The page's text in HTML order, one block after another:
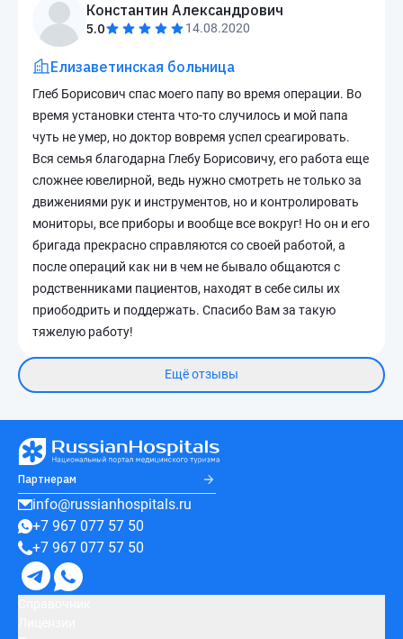
Константин Александрович
5.0 14.08.2020
Елизаветинская больница
Глеб Борисович спас моего папу во время операции. Во
время установки стента что-то случилось и мой папа
чуть не умер, но доктор вовремя успел среагировать.
Вся семья благодарна Глебу Борисовичу, его работа еще
сложнее ювелирной, ведь нужно смотреть не только за
движениями рук и инструментов, но и контролировать
мониторы, все приборы и вообще все вокруг! Но он и его
бригада прекрасно справляются со своей работой, а
после операций как ни в чем не бывало общаются с
родственниками пациентов, находят в себе силы их
приободрить и поддержать. Спасибо Вам за такую
тяжелую работу!
Ещё отзывы
Партнерам
info@russianhospitals.ru
+7 967 077 57 50
+7 967 077 57 50